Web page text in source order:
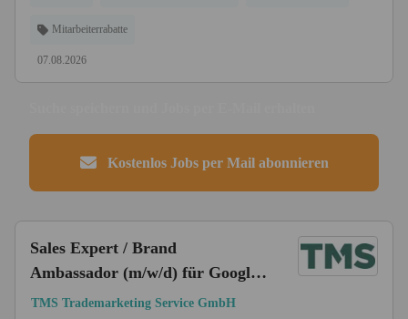
Mitarbeiterrabatte
07.08.2026
Kostenlos Jobs per Mail abonnieren
Sales Expert / Brand
Ambassador (m/w/d) für Google
Pixel Lübeck Vollzeit
TMS Trademarketing Service GmbH